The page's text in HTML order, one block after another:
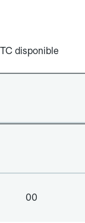
disponible
00